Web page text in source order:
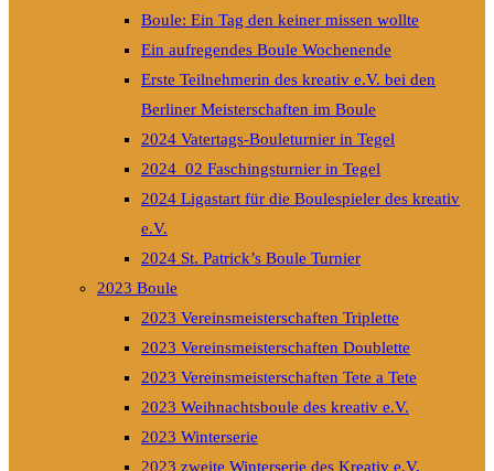
Boule: Ein Tag den keiner missen wollte
Ein aufregendes Boule Wochenende
Erste Teilnehmerin des kreativ e.V. bei den
Berliner Meisterschaften im Boule
2024 Vatertags-Bouleturnier in Tegel
2024_02 Faschingsturnier in Tegel
2024 Ligastart für die Boulespieler des kreativ
e.V.
2024 St. Patrick’s Boule Turnier
2023 Boule
2023 Vereinsmeisterschaften Triplette
2023 Vereinsmeisterschaften Doublette
2023 Vereinsmeisterschaften Tete a Tete
2023 Weihnachtsboule des kreativ e.V.
2023 Winterserie
2023 zweite Winterserie des Kreativ e.V.